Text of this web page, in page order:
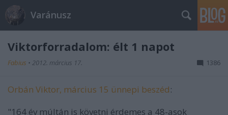
Varánusz
Viktorforradalom: élt 1 napot
Fabius • 2012. március 17. 1386
Orbán Viktor, március 15 ünnepi beszéd:
"164 év múltán is követni érdemes a 48-asok